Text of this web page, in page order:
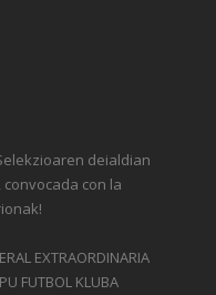
deialdian
con la
EXTRAORDINARIA
FUTBOL KLUBA